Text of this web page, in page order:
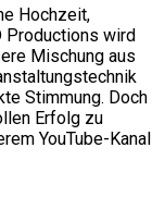
Hochzeit,
Productions wird
Mischung aus
Stimmung. Doch
Erfolg zu
YouTube-Kanal